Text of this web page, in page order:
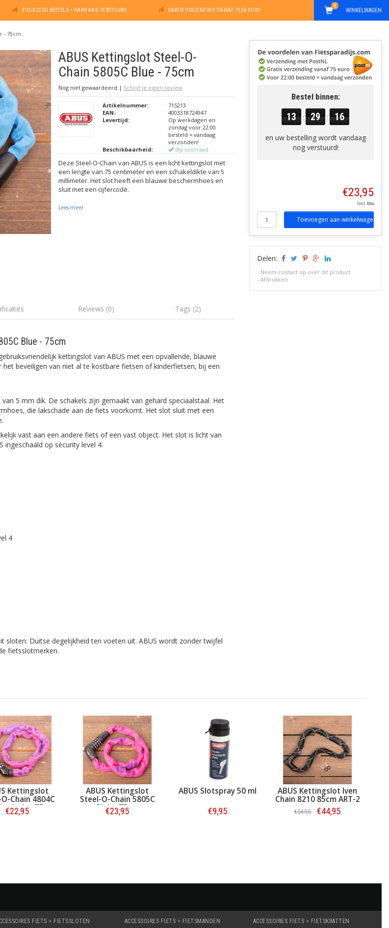
VOOR 22:00 BESTELD = VANDAAG VERSTUURD GRATIS VERZENDING VANAF 75,00 EURO WINKELWAGEN
0
- 75cm
ABUS Kettingslot Steel-O-
Chain 5805C Blue - 75cm
Nog niet gewaardeerd | Schrijf je eigen review
Artikelnummer:
715213
EAN:
4003318724947
Levertijd:
Op werkdagen en
zondag voor 22:00
besteld = vandaag
verzonden!
Beschikbaarheid:
Op voorraad
Deze Steel-O-Chain van ABUS is een licht kettingslot met
een lengte van 75 centimeter en een schakeldikte van 5
millimeter. Het slot heeft een blauwe beschermhoes en
sluit met een cijfercode.
Lees meer
Reviews (0) Tags (2)
Blue - 75cm
kettingslot van ABUS met een opvallende, blauwe
beveiligen van niet al te kostbare fietsen of kinderfietsen, bij een
5 mm dik. De schakels zijn gemaakt van gehard speciaalstaal. Het
die lakschade aan de fiets voorkomt. Het slot sluit met een
vast aan een andere fiets of een vast object. Het slot is licht van
ingeschaald op security level 4.
4
sloten: Duitse degelijkheid ten voeten uit. ABUS wordt zonder twijfel
fietsslotmerken.
Bestel binnen:
13 : 29 : 15
en uw bestelling wordt vandaag
nog verstuurd!
€23,95
Incl. btw
Toevoegen aan winkelwagen
Delen:
- Neem contact op over dit product
-Afdrukken
Kettingslot
Chain 4804C
- 75cm
€22,95
ABUS Kettingslot
Steel-O-Chain 5805C
Pink - 75cm
€23,95
ABUS Slotspray 50 ml
€9,95
ABUS Kettingslot Iven
Chain 8210 85cm ART-2
€54,95 €44,95
FIETS > FIETSSLOTEN ACCESSOIRES FIETS > FIETSMANDEN ACCESSOIRES FIETS > FIETSKRATTEN